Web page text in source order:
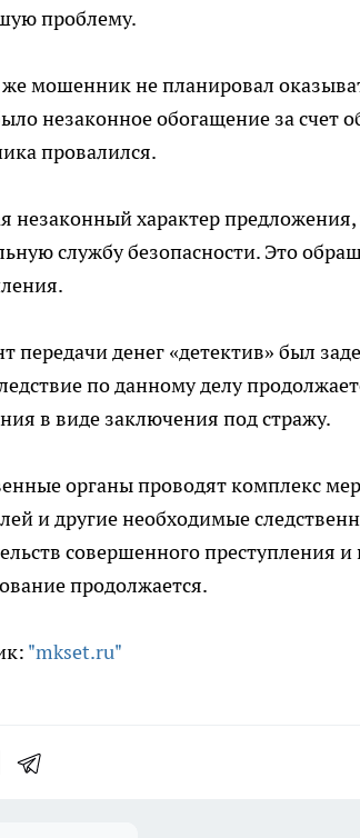
проблему.
мошенник не планировал
незаконное обогащение за счет
провалился.
незаконный характер
службу безопасности. Это
передачи денег «детектив» был
по данному делу
в виде заключения под стражу.
органы проводят комплекс
и другие необходимые
совершенного преступления
продолжается.
"mkset.ru"